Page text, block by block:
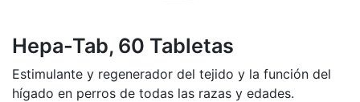
Hepa-Tab, 60 Tabletas
Estimulante y regenerador del tejido y la función del
hígado en perros de todas las razas y edades.